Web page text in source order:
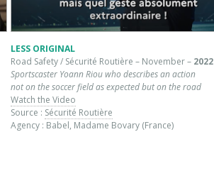
LESS ORIGINAL
Road Safety / Sécurité Routière – November – 2022
Sportscaster Yoann Riou who describes an action
not on the soccer field as expected but on the road
Watch the Video
Source : Sécurité Routière
Agency : Babel, Madame Bovary (France)